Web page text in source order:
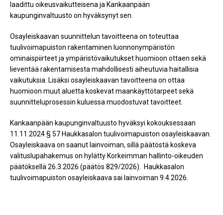
laadittu oikeusvaikutteisena ja Kankaanpään
kaupunginvaltuusto on hyväksynyt sen.
Osayleiskaavan suunnittelun tavoitteena on toteuttaa
tuulivoimapuiston rakentaminen luonnonympäristön
ominaispiirteet ja ympäristövaikutukset huomioon ottaen sekä
lieventää rakentamisesta mahdollisesti aiheutuvia haitallisia
vaikutuksia. Lisäksi osayleiskaavan tavoitteena on ottaa
huomioon muut aluetta koskevat maankäyttötarpeet sekä
suunnitteluprosessin kuluessa muodostuvat tavoitteet.
Kankaanpään kaupunginvaltuusto hyväksyi kokouksessaan
11.11.2024 § 57 Haukkasalon tuulivoimapuiston osayleiskaavan.
Osayleiskaava on saanut lainvoiman, sillä päätöstä koskeva
valituslupahakemus on hylätty Korkeimman hallinto-oikeuden
päätöksellä 26.3.2026 (päätös 829/2026).
Haukkasalon
tuulivoimapuiston osayleiskaava sai lainvoiman 9.4.2026.